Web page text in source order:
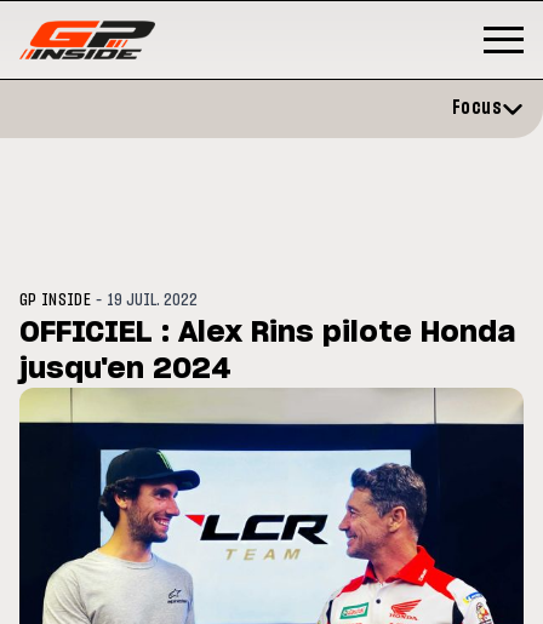
: Horaires et
Zarco évite l'opération et vise
Focus
GP INSIDE - 19 JUIL. 2022
OFFICIEL : Alex Rins pilote Honda
jusqu'en 2024